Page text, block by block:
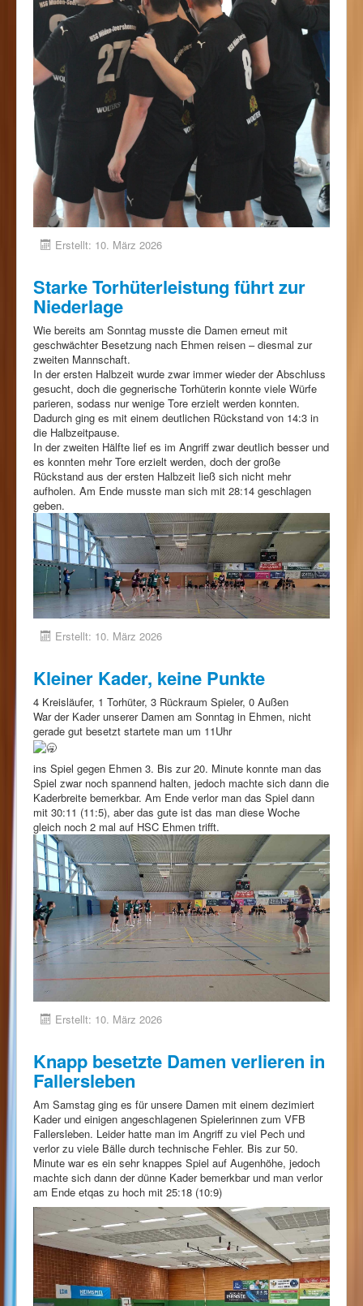
Erstellt: 10. März 2026
Starke Torhüterleistung führt zur
Niederlage
Wie bereits am Sonntag musste die Damen erneut mit
geschwächter Besetzung nach Ehmen reisen – diesmal zur
zweiten Mannschaft.
In der ersten Halbzeit wurde zwar immer wieder der Abschluss
gesucht, doch die gegnerische Torhüterin konnte viele Würfe
parieren, sodass nur wenige Tore erzielt werden konnten.
Dadurch ging es mit einem deutlichen Rückstand von 14:3 in
die Halbzeitpause.
In der zweiten Hälfte lief es im Angriff zwar deutlich besser und
es konnten mehr Tore erzielt werden, doch der große
Rückstand aus der ersten Halbzeit ließ sich nicht mehr
aufholen. Am Ende musste man sich mit 28:14 geschlagen
geben.
Erstellt: 10. März 2026
Kleiner Kader, keine Punkte
4 Kreisläufer, 1 Torhüter, 3 Rückraum Spieler, 0 Außen
War der Kader unserer Damen am Sonntag in Ehmen, nicht
gerade gut besetzt startete man um 11Uhr
ins Spiel gegen Ehmen 3. Bis zur 20. Minute konnte man das
Spiel zwar noch spannend halten, jedoch machte sich dann die
Kaderbreite bemerkbar. Am Ende verlor man das Spiel dann
mit 30:11 (11:5), aber das gute ist das man diese Woche
gleich noch 2 mal auf HSC Ehmen trifft.
Erstellt: 10. März 2026
Knapp besetzte Damen verlieren in
Fallersleben
Am Samstag ging es für unsere Damen mit einem dezimiert
Kader und einigen angeschlagenen Spielerinnen zum VFB
Fallersleben. Leider hatte man im Angriff zu viel Pech und
verlor zu viele Bälle durch technische Fehler. Bis zur 50.
Minute war es ein sehr knappes Spiel auf Augenhöhe, jedoch
machte sich dann der dünne Kader bemerkbar und man verlor
am Ende etqas zu hoch mit 25:18 (10:9)